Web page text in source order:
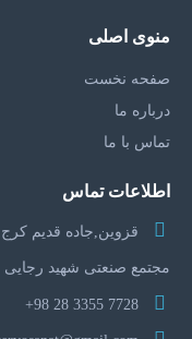
منوی اصلی
صفحه نخست
درباره ما
تماس با ما
اطلاعات تماس
قزوین,جاده قدیم
مجتمع صنعتی شهید رجایی